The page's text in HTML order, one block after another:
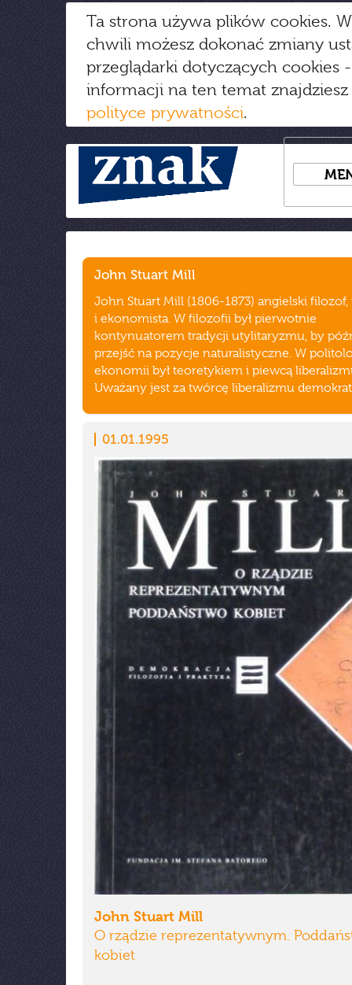
Ta strona używa plików cookies.
chwili możesz dokonać zmiany
przeglądarki dotyczących cookies
informacji na ten temat
polityce prywatności.
John Stuart Mill
John Stuart Mill (1806-1873) angielski
i ekonomista. W filozofii był pierwotnie
kontynuatorem tradycji utylitaryzmu, by
przejść na pozycje naturalistyczne. W
ekonomii był teoretykiem i piewcą
Uważany jest za twórcę liberalizmu
01.01.1995
John Stuart Mill
O rządzie reprezentatywnym.
kobiet